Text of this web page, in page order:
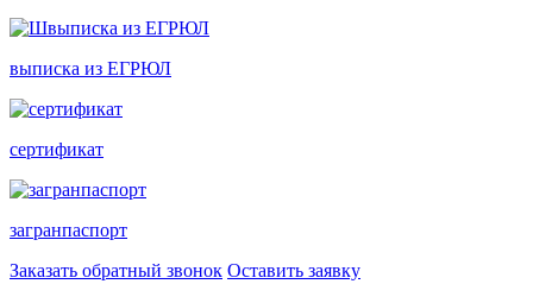
выписка из ЕГРЮЛ
сертификат
загранпаспорт
Заказать обратный звонок Оставить заявку